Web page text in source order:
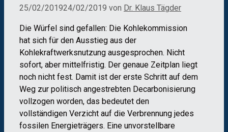
25/02/201924/02/2019 von Dr. Klaus Tägder
Die Würfel sind gefallen: Die Kohlekommission
hat sich für den Ausstieg aus der
Kohlekraftwerksnutzung ausgesprochen. Nicht
sofort, aber mittelfristig. Der genaue Zeitplan liegt
noch nicht fest. Damit ist der erste Schritt auf dem
Weg zur politisch angestrebten Decarbonisierung
vollzogen worden, das bedeutet den
vollständigen Verzicht auf die Verbrennung jedes
fossilen Energieträgers. Eine unvorstellbare